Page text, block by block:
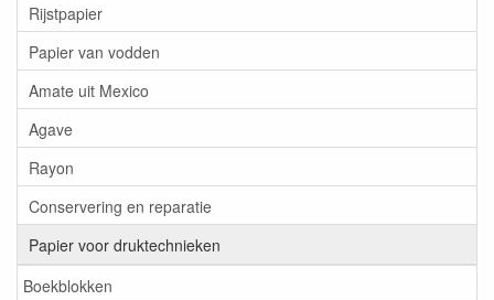
Rijstpapier
Papier van vodden
Amate uit Mexico
Agave
Rayon
Conservering en reparatie
Papier voor druktechnieken
Boekblokken